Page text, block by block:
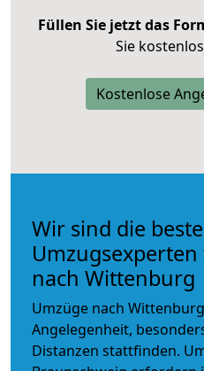
Füllen Sie jetzt das
Sie
Kostenlose
Wir sind die
nach Wittenburg
Umzüge nach
Angelegenheit,
Distanzen stattfinden.